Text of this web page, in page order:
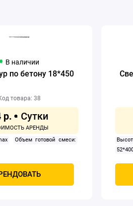
В наличии
по бетону 18*450
товара: 38
р.
Объем готовой смеси: